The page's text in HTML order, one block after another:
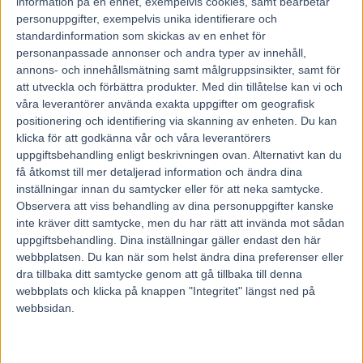
personuppgifter, exempelvis unika identifierare och
standardinformation som skickas av en enhet för
personanpassade annonser och andra typer av innehåll,
annons- och innehållsmätning samt målgruppsinsikter, samt för
att utveckla och förbättra produkter. Med din tillåtelse kan vi och
våra leverantörer använda exakta uppgifter om geografisk
positionering och identifiering via skanning av enheten. Du kan
klicka för att godkänna vår och våra leverantörers
uppgiftsbehandling enligt beskrivningen ovan. Alternativt kan du
få åtkomst till mer detaljerad information och ändra dina
inställningar innan du samtycker eller för att neka samtycke.
Observera att viss behandling av dina personuppgifter kanske
inte kräver ditt samtycke, men du har rätt att invända mot sådan
uppgiftsbehandling. Dina inställningar gäller endast den här
webbplatsen. Du kan när som helst ändra dina preferenser eller
dra tillbaka ditt samtycke genom att gå tillbaka till denna
webbplats och klicka på knappen "Integritet" längst ned på
webbsidan.
men får en brasklapp för att det blir bakifrån nu. Segrarna
är tagna i spets.Red Hot Fire I.V.kan öppna och gör säkert
ett försök att snuva tipsettan på ledningen. Ingen
segermaskin kanske men gör det ändå bra i stort sett varje
gång. Hur mycket kan ett körspö hjälpa? Varning för Carlos
Texisom är värd en tanke. Fint spår och snabb häst. Inte
omöjligt att Östman till och med snuvar övriga på
ledningen.
✓DD-systemet – 4 rader
DD-1:9 Lome Annar.
DD-2:7–9–4–1.